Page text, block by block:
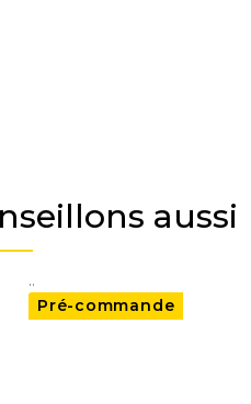
aussi
..
Pré-commande